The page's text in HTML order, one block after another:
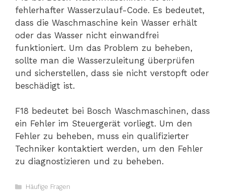
fehlerhafter Wasserzulauf-Code. Es bedeutet,
dass die Waschmaschine kein Wasser erhält
oder das Wasser nicht einwandfrei
funktioniert. Um das Problem zu beheben,
sollte man die Wasserzuleitung überprüfen
und sicherstellen, dass sie nicht verstopft oder
beschädigt ist.
F18 bedeutet bei Bosch Waschmaschinen, dass
ein Fehler im Steuergerät vorliegt. Um den
Fehler zu beheben, muss ein qualifizierter
Techniker kontaktiert werden, um den Fehler
zu diagnostizieren und zu beheben.
Kategorien
Häufige Fragen